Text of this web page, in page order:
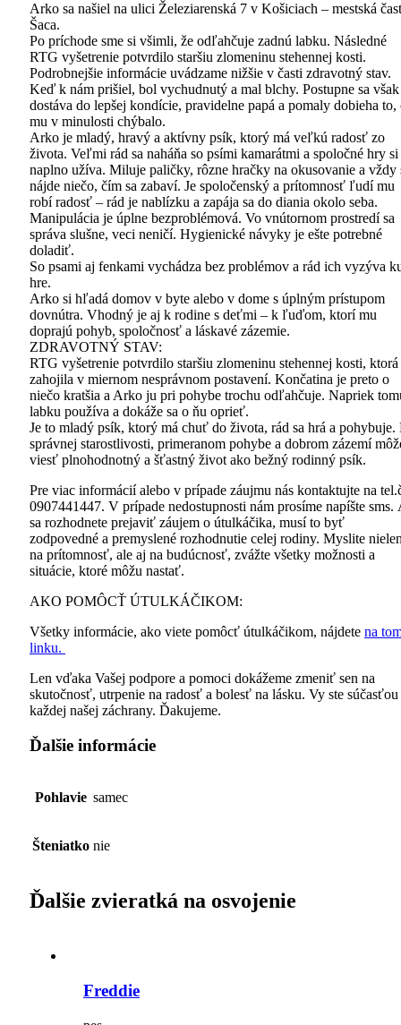
Arko sa našiel na ulici Železiarenská 7 v Košiciach – mestská
Šaca.
Po príchode sme si všimli, že odľahčuje zadnú labku. Následné
RTG vyšetrenie potvrdilo staršiu zlomeninu stehennej kosti.
Podrobnejšie informácie uvádzame nižšie v časti zdravotný stav.
Keď k nám prišiel, bol vychudnutý a mal blchy. Postupne sa však
dostáva do lepšej kondície, pravidelne papá a pomaly dobieha to,
mu v minulosti chýbalo.
Arko je mladý, hravý a aktívny psík, ktorý má veľkú radosť zo
života. Veľmi rád sa naháňa so psími kamarátmi a spoločné hry si
naplno užíva. Miluje paličky, rôzne hračky na okusovanie a vždy
nájde niečo, čím sa zabaví. Je spoločenský a prítomnosť ľudí mu
robí radosť – rád je nablízku a zapája sa do diania okolo seba.
Manipulácia je úplne bezproblémová. Vo vnútornom prostredí sa
správa slušne, veci neničí. Hygienické návyky je ešte potrebné
doladiť.
So psami aj fenkami vychádza bez problémov a rád ich vyzýva
hre.
Arko si hľadá domov v byte alebo v dome s úplným prístupom
dovnútra. Vhodný je aj k rodine s deťmi – k ľuďom, ktorí mu
doprajú pohyb, spoločnosť a láskavé zázemie.
ZDRAVOTNÝ STAV:
RTG vyšetrenie potvrdilo staršiu zlomeninu stehennej kosti, ktorá
zahojila v miernom nesprávnom postavení. Končatina je preto o
niečo kratšia a Arko ju pri pohybe trochu odľahčuje. Napriek
labku používa a dokáže sa o ňu oprieť.
Je to mladý psík, ktorý má chuť do života, rád sa hrá a pohybuje.
správnej starostlivosti, primeranom pohybe a dobrom zázemí
viesť plnohodnotný a šťastný život ako bežný rodinný psík.
Pre viac informácií alebo v prípade záujmu nás kontaktujte na
0907441447. V prípade nedostupnosti nám prosíme napíšte sms.
sa rozhodnete prejaviť záujem o útulkáčika, musí to byť
zodpovedné a premyslené rozhodnutie celej rodiny. Myslite
na prítomnosť, ale aj na budúcnosť, zvážte všetky možnosti a
situácie, ktoré môžu nastať.
AKO POMÔCŤ ÚTULKÁČIKOM:
Všetky informácie, ako viete pomôcť útulkáčikom, nájdete na
linku.
Len vďaka Vašej podpore a pomoci dokážeme zmeniť sen na
skutočnosť, utrpenie na radosť a bolesť na lásku. Vy ste súčasťou
každej našej záchrany. Ďakujeme.
Ďalšie informácie
Pohlavie samec
Šteniatko nie
Ďalšie zvieratká na osvojenie
Freddie